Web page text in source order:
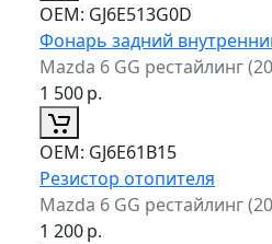
ОЕМ: GJ6E513G0D
Фонарь задний
Mazda 6 GG рестайлинг
1 500р.
ОЕМ: GJ6E61B15
Резистор отопителя
Mazda 6 GG рестайлинг
1 200р.